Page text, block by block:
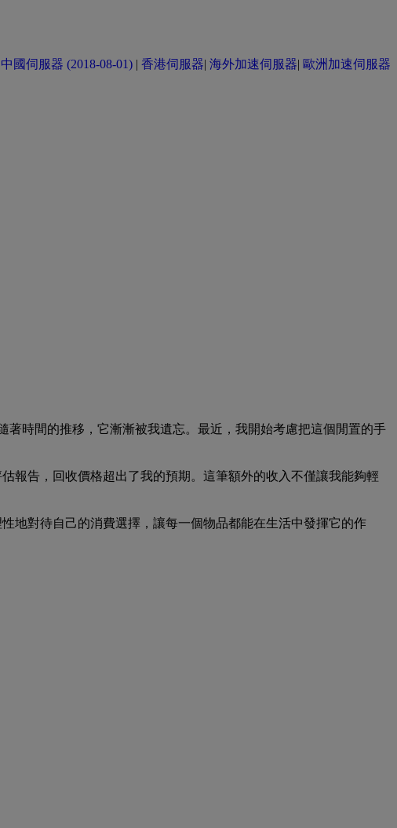
中國伺服器 (2018-08-01) | 香港伺服器| 海外加速伺服器| 歐洲加速伺服器
時間的推移，它漸漸被我遺忘。最近，我開始考慮把這個閒置的手
報告，回收價格超出了我的預期。這筆額外的收入不僅讓我能夠輕
地對待自己的消費選擇，讓每一個物品都能在生活中發揮它的作